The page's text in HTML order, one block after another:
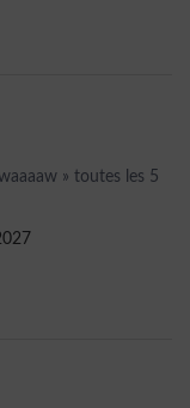
» toutes les 5